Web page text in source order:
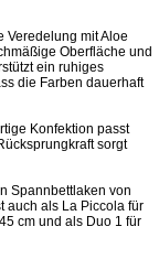
Veredelung mit Aloe
Oberfläche und
ein ruhiges
die Farben dauerhaft
Konfektion passt
sorgt
Spannbettlaken von
auch als La Piccola für
cm und als Duo 1 für